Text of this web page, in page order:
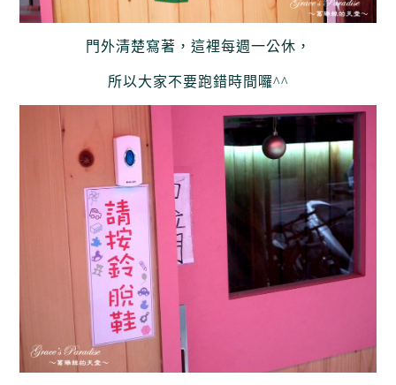
門外清楚寫著，這裡每週一公休，
所以大家不要跑錯時間囉^^